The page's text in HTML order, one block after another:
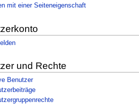
mit einer Seiteneigenschaft
und Rechte
Benutzer